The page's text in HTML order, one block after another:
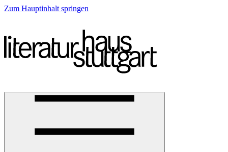
Zum Hauptinhalt springen